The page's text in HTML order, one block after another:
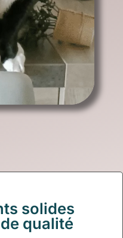
solides
qualité